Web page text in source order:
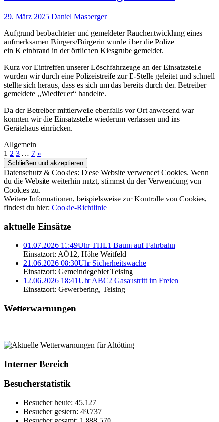
29. März 2025 Daniel Masberger
Aufgrund beobachteter und gemeldeter Rauchentwicklung eines
aufmerksamen Bürgers/Bürgerin wurde über die Polizei
ein Kleinbrand in der örtlichen Kiesgrube gemeldet.
Kurz vor Eintreffen unserer Löschfahrzeuge an der Einsatzstelle
wurden wir durch eine Polizeistreife zur E-Stelle geleitet und schnell
stellte sich heraus, dass es sich um das bereits durch den Betreiber
gemeldete ,,Wiedfeuer“ handelte.
Da der Betreiber mittlerweile ebenfalls vor Ort anwesend war
konnten wir die Einsatzstelle wiederum verlassen und ins
Gerätehaus einrücken.
Allgemein
1 2 3 … 7 »
Datenschutz & Cookies: Diese Website verwendet Cookies. Wenn
du die Website weiterhin nutzt, stimmst du der Verwendung von
Cookies zu.
Weitere Informationen, beispielsweise zur Kontrolle von Cookies,
findest du hier: Cookie-Richtlinie
aktuelle Einsätze
01.07.2026 11:49Uhr THL1 Baum auf Fahrbahn
Einsatzort: AÖ12, Höhe Weitfeld
21.06.2026 08:30Uhr Sicherheitswache
Einsatzort: Gemeindegebiet Teising
12.06.2026 18:41Uhr ABC2 Gasaustritt im Freien
Einsatzort: Gewerbering, Teising
Wetterwarnungen
Interner Bereich
Besucherstatistik
Besucher heute: 45.127
Besucher gestern: 49.737
Besucher gesamt: 1.888.570